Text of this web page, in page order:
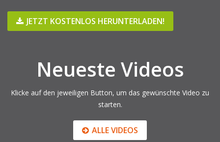
JETZT KOSTENLOS HERUNTERLADEN!
Neueste Videos
Klicke auf den jeweiligen Button, um das gewünschte Video zu
starten.
ALLE VIDEOS